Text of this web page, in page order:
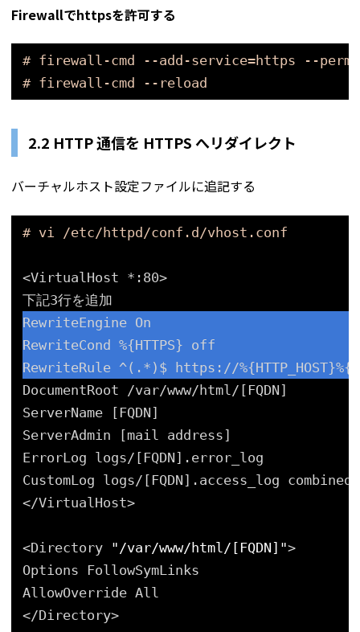
Firewallでhttpsを許可する
# firewall-cmd --add-service=https --
# firewall-cmd --reload
2.2 HTTP 通信を HTTPS へリダイレクト
バーチャルホスト設定ファイルに追記する
# vi /etc/httpd/conf.d/vhost.conf
<VirtualHost *:80>
下記3行を追加
RewriteEngine On
RewriteCond %{HTTPS} off
RewriteRule ^(.*)$ https: //
DocumentRoot /var/www/html/ [FQDN]
ServerName [FQDN]
ServerAdmin [mail address]
ErrorLog logs/[FQDN].error_log
CustomLog logs/[FQDN].access_log combined
</VirtualHost>
<Directory "/var/www/html/[FQDN]">
Options FollowSymLinks
AllowOverride All
</Directory>